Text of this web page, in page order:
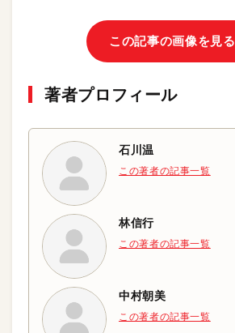
この記事の画像を見る
著者プロフィール
石川温
この著者の記事一覧
林信行
この著者の記事一覧
中村朝美
この著者の記事一覧